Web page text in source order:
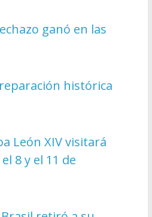
ganó en las
histórica
León XIV visitará
8 y el 11 de